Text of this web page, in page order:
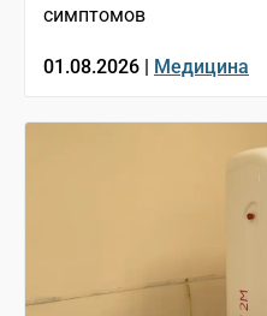
симптомов
01.08.2026 | Медицина